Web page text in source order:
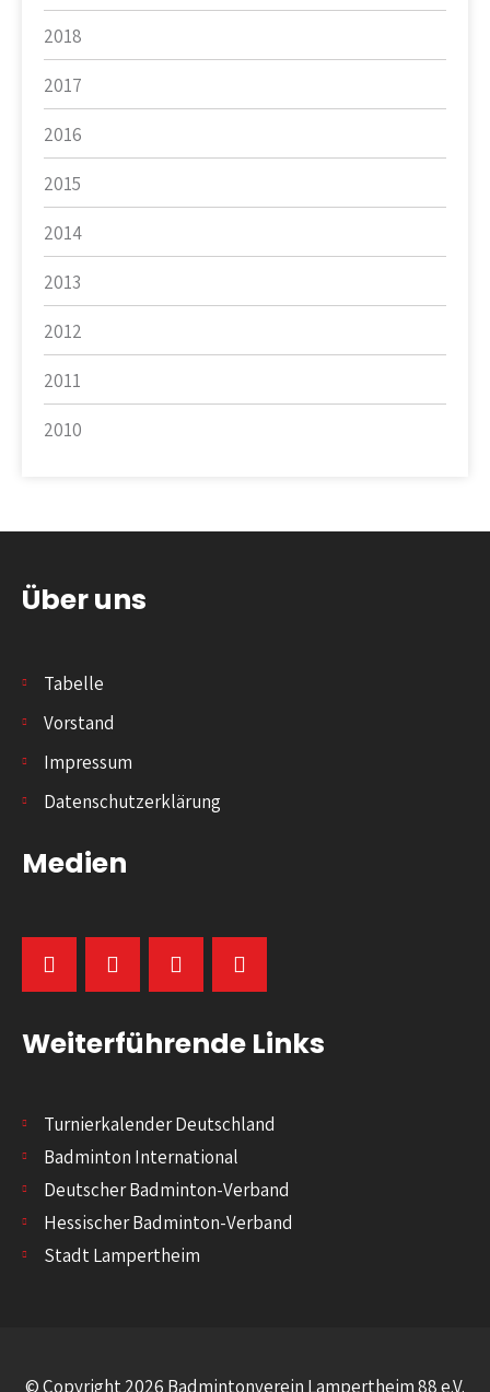
2018
2017
2016
2015
2014
2013
2012
2011
2010
Über uns
Tabelle
Vorstand
Impressum
Datenschutzerklärung
Medien
Weiterführende Links
Turnierkalender Deutschland
Badminton International
Deutscher Badminton-Verband
Hessischer Badminton-Verband
Stadt Lampertheim
© Copyright 2026 Badmintonverein Lampertheim 88 e.V.